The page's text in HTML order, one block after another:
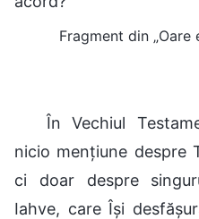
Fragment din „Oare
În Vechiul
nicio mențiune despre
ci doar despre
Iahve, care Își